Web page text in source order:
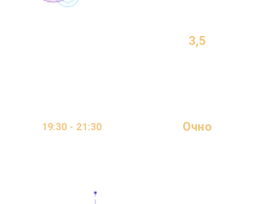
3,5
19:30 - 21:30
Очно